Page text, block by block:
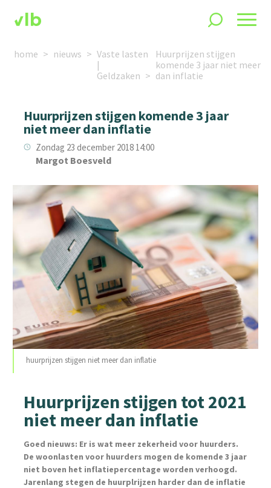
home nieuws
Vaste lasten
|
Geldzaken
Huurprijzen stijgen
komende 3 jaar niet meer
dan inflatie
Huurprijzen stijgen komende 3 jaar
niet meer dan inflatie
Zondag 23 december 2018 14:00
Margot Boesveld
huurprijzen stijgen niet meer dan inflatie
Huurprijzen stijgen tot 2021
niet meer dan inflatie
Goed nieuws: Er is wat meer zekerheid voor huurders.
De woonlasten voor huurders mogen de komende 3 jaar
niet boven het inflatiepercentage worden verhoogd.
Jarenlang stegen de huurplrijzen harder dan de inflatie